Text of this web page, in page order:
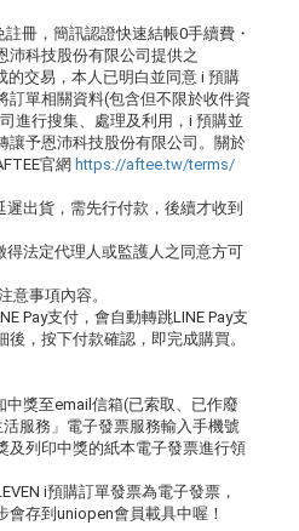
冊，簡訊認證快速結帳0手續費・
沛科技股份有限公司提供之
的交易，本人已明白並同意 i 預購
訂單相關資料(包含但不限於收件資
進行搜集、處理及利用，i 預購並
讓予恩沛科技股份有限公司。關於
官網 https://aftee.tw/terms/
出貨，需先行付款，後續才收到
法定代理人或監護人之同意方可
意事項內容。
Pay支付，會自動轉跳LINE Pay支
，按下付款確認，即完成購買。
獎至email信箱(已索取、已作廢
服務」電子發票服務輸入手機號
及列印中獎的紙本電子發票進行領
i預購訂單發票為電子發票，
存到uniopen會員載具中喔！